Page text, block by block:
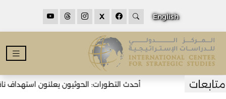
English
X
أحدث التطورات: الحوثيون يعلنون استهداف